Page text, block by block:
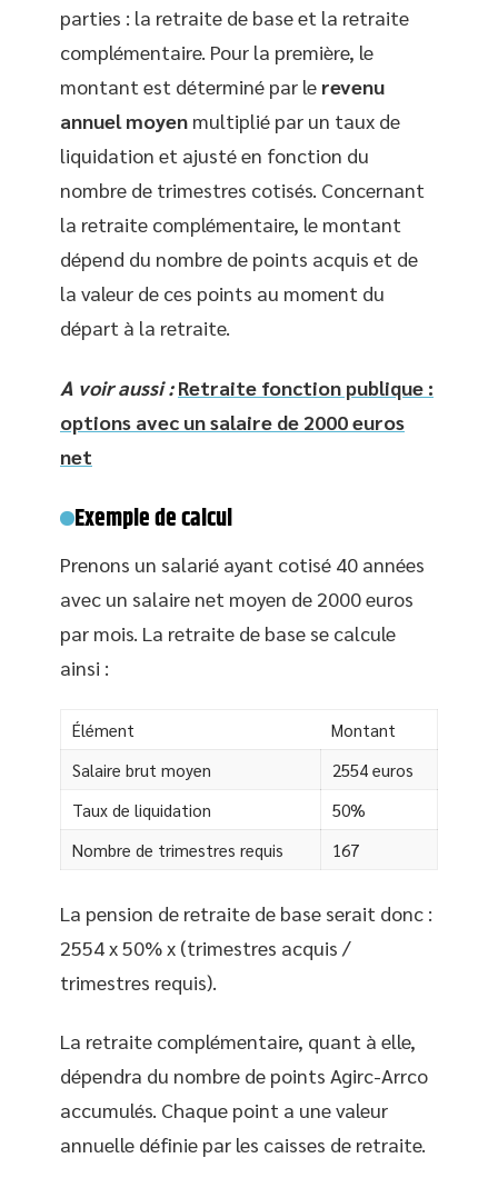
parties : la retraite de base et la retraite
complémentaire. Pour la première, le
montant est déterminé par le revenu
annuel moyen multiplié par un taux de
liquidation et ajusté en fonction du
nombre de trimestres cotisés. Concernant
la retraite complémentaire, le montant
dépend du nombre de points acquis et de
la valeur de ces points au moment du
départ à la retraite.
A voir aussi : Retraite fonction publique :
options avec un salaire de 2000 euros
net
Exemple de calcul
Prenons un salarié ayant cotisé 40 années
avec un salaire net moyen de 2000 euros
par mois. La retraite de base se calcule
ainsi :
Élément
Montant
Salaire brut moyen
2554 euros
Taux de liquidation
50%
Nombre de trimestres requis
167
La pension de retraite de base serait donc :
2554 x 50% x (trimestres acquis /
trimestres requis).
La retraite complémentaire, quant à elle,
dépendra du nombre de points Agirc-Arrco
accumulés. Chaque point a une valeur
annuelle définie par les caisses de retraite.